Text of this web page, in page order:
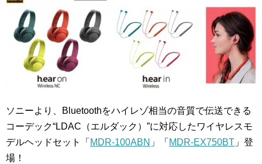
ソニーより、Bluetoothをハイレゾ相当の音質で伝送できる
コーデック“LDAC（エルダック）”に対応したワイヤレスモ
デルヘッドセット「 MDR-100ABN 」「 MDR-EX750BT 」登
場！